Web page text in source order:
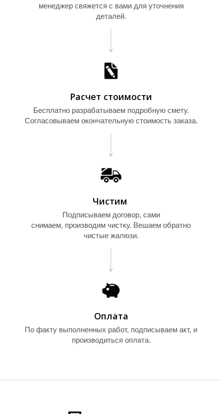
менеджер свяжется с вами для уточнения
деталей.
Расчет стоимости
Бесплатно разрабатываем подробную смету.
Согласовываем окончательную стоимость заказа.
Чистим
Подписываем договор, сами
снимаем, производим чистку. Вешаем обратно
чистые жалюзи.
Оплата
По факту выполненных работ, подписываем акт, и
производиться оплата.
Е
Д